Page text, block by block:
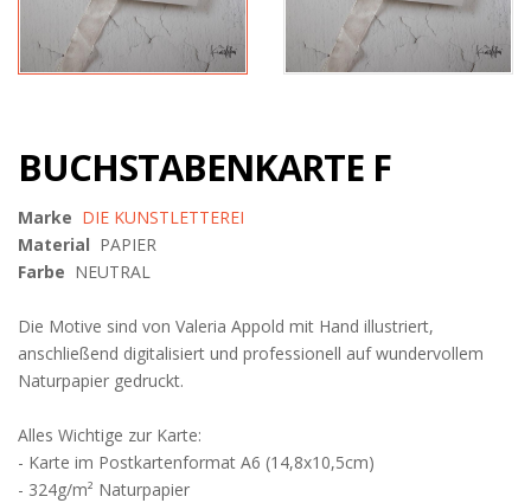
BUCHSTABENKARTE F
Marke DIE KUNSTLETTEREI
Material PAPIER
Farbe NEUTRAL
Die Motive sind von Valeria Appold mit Hand illustriert,
anschließend digitalisiert und professionell auf wundervollem
Naturpapier gedruckt.
Alles Wichtige zur Karte:
- Karte im Postkartenformat A6 (14,8x10,5cm)
- 324g/m² Naturpapier